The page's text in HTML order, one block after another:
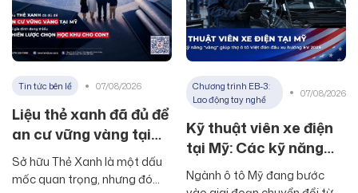
Tin tức bên lề 07/08/2026
Liệu thẻ xanh đã đủ để
an cư vững vàng tại
Mỹ khi gia đình thiếu
chiến lược chọn học
Sở hữu Thẻ Xanh là một dấu
mốc quan trọng, nhưng đó
Chương trình EB-3:
Lao động tay nghề
07/08/2026
Kỹ thuật viên xe điện
tại Mỹ: Các kỹ năng
“vàng” giúp thợ ô tô
Việt đón đầu xu hướng
Ngành ô tô Mỹ đang bước